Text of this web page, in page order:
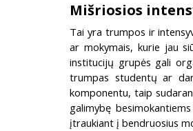
Mišriosios
Tai yra trumpos ir
ar mokymais, kurie jau
institucijų grupės gali
trumpas studentų ar
komponentu, taip
galimybę
įtraukiant į bendruosius